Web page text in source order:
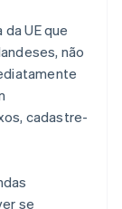
UE que
não
cadastre-
se